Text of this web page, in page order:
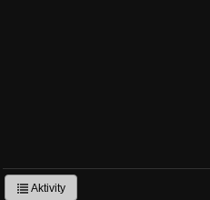
Aktivity